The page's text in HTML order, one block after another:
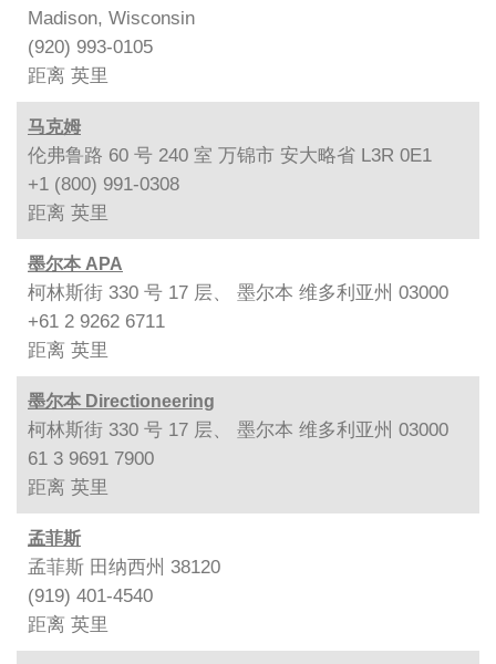
Madison, Wisconsin
(920) 993-0105
距离 英里
马克姆
伦弗鲁路 60 号 240 室 万锦市 安大略省 L3R 0E1
+1 (800) 991-0308
距离 英里
墨尔本 APA
柯林斯街 330 号 17 层、 墨尔本 维多利亚州 03000
+61 2 9262 6711
距离 英里
墨尔本 Directioneering
柯林斯街 330 号 17 层、 墨尔本 维多利亚州 03000
61 3 9691 7900
距离 英里
孟菲斯
孟菲斯 田纳西州 38120
(919) 401-4540
距离 英里